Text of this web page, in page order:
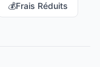
💰Frais Réduits